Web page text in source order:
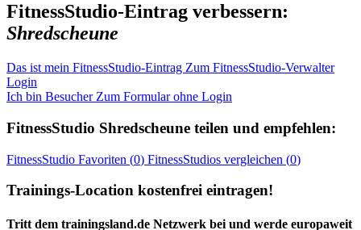
FitnessStudio-Eintrag verbessern:
Shredscheune
Das ist mein FitnessStudio-Eintrag Zum FitnessStudio-Verwalter
Login
Ich bin Besucher Zum Formular ohne Login
FitnessStudio Shredscheune teilen und empfehlen:
FitnessStudio Favoriten (0) FitnessStudios vergleichen (0)
Trainings-Location kostenfrei eintragen!
Tritt dem trainingsland.de Netzwerk bei und werde europaweit